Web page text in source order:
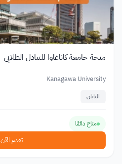
منحة جامعة كاناغاوا للتبادل الطلابي
Kanagawa University
اليابان
متاح دائمًا
تقدم الآن